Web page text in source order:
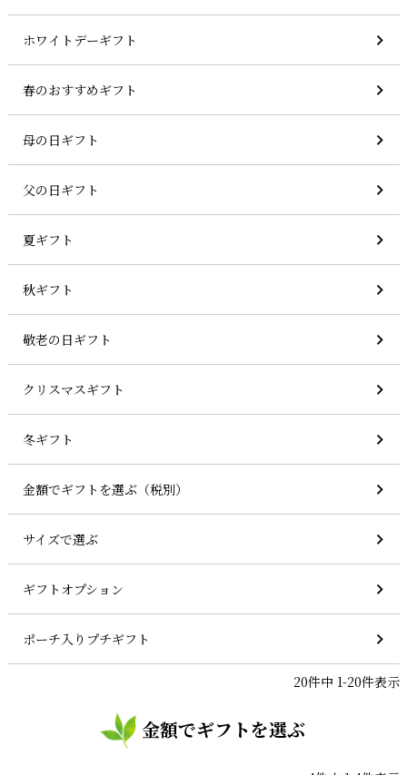
ホワイトデーギフト
春のおすすめギフト
母の日ギフト
父の日ギフト
夏ギフト
秋ギフト
敬老の日ギフト
クリスマスギフト
冬ギフト
金額でギフトを選ぶ（税別）
サイズで選ぶ
ギフトオプション
ポーチ入りプチギフト
20件中 1-20件表示
金額でギフトを選ぶ